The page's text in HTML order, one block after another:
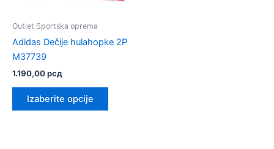
Outlet Sportska oprema
Adidas Dečije hulahopke 2P
M37739
1.190,00рсд
Izaberite opcije
Ovaj